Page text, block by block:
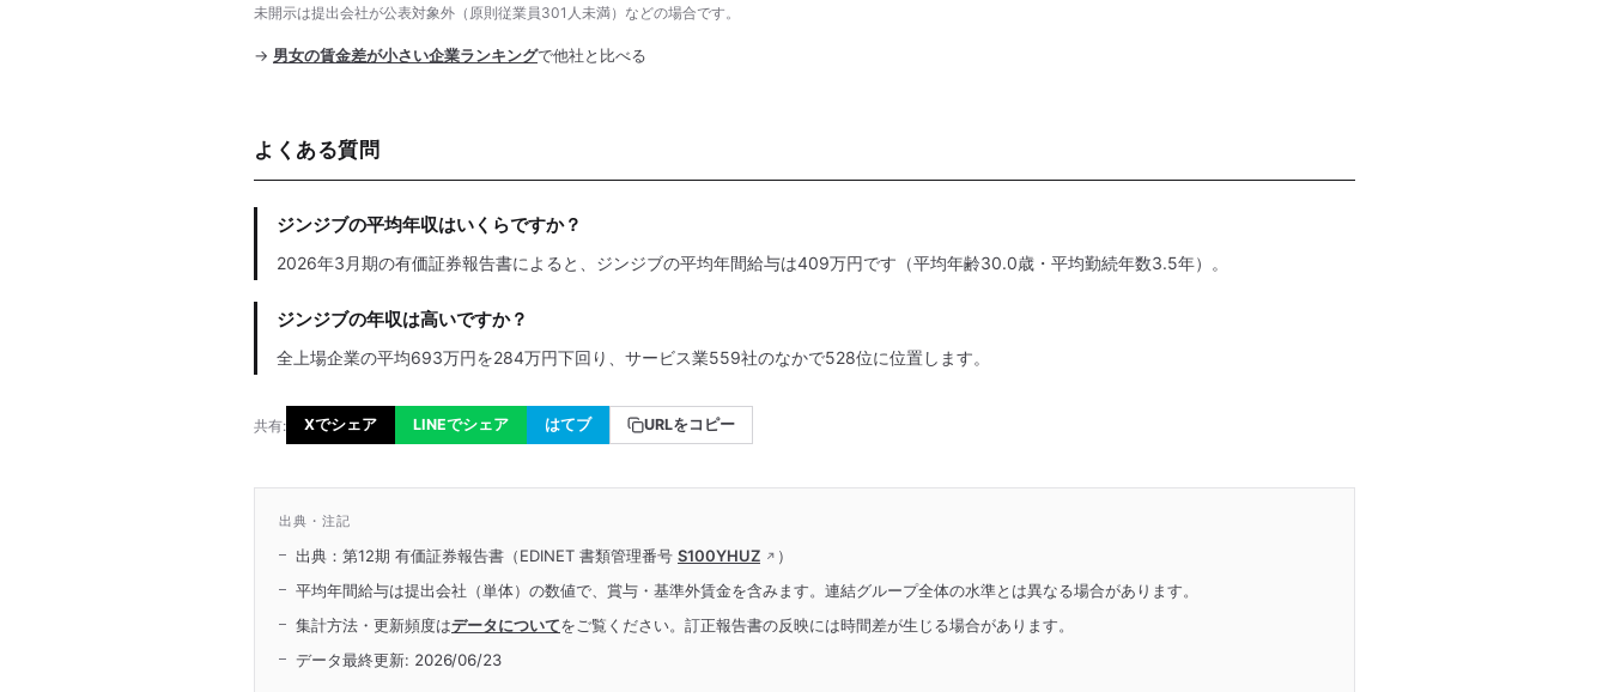
未開示は提出会社が公表対象外（原則従業員301人未満）などの場合です。
→ 男女の賃金差が小さい企業ランキングで他社と比べる
よくある質問
ジンジブの平均年収はいくらですか？
2026年3月期の有価証券報告書によると、ジンジブの平均年間給与は409万円です（平均年齢30.0歳・平均勤続年数3.5年）。
ジンジブの年収は高いですか？
全上場企業の平均693万円を284万円下回り、サービス業559社のなかで528位に位置します。
共有: Xでシェア LINEでシェア はてブ URLをコピー
出典・注記
出典：第12期 有価証券報告書（EDINET 書類管理番号 S100YHUZ
）
平均年間給与は提出会社（単体）の数値で、賞与・基準外賃金を含みます。連結グループ全体の水準とは異なる場合があります。
集計方法・更新頻度はデータについてをご覧ください。訂正報告書の反映には時間差が生じる場合があります。
データ最終更新: 2026/06/23